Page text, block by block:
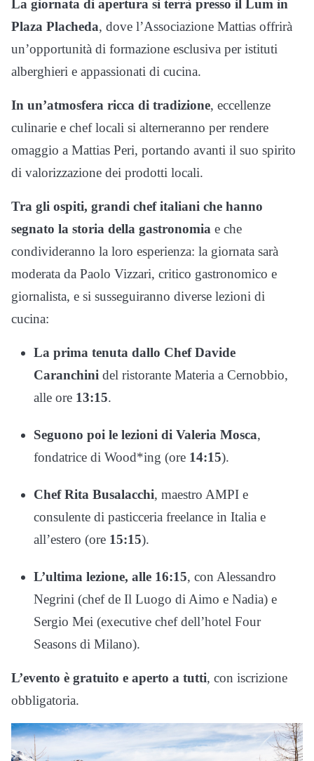
La giornata di apertura si terrà presso il Lum in
Plaza Placheda, dove l’Associazione Mattias offrirà
un’opportunità di formazione esclusiva per istituti
alberghieri e appassionati di cucina.
In un’atmosfera ricca di tradizione, eccellenze
culinarie e chef locali si alterneranno per rendere
omaggio a Mattias Peri, portando avanti il suo spirito
di valorizzazione dei prodotti locali.
Tra gli ospiti, grandi chef italiani che hanno
segnato la storia della gastronomia e che
condivideranno la loro esperienza: la giornata sarà
moderata da Paolo Vizzari, critico gastronomico e
giornalista, e si susseguiranno diverse lezioni di
cucina:
La prima tenuta dallo Chef Davide
Caranchini del ristorante Materia a Cernobbio,
alle ore 13:15.
Seguono poi le lezioni di Valeria Mosca,
fondatrice di Wood*ing (ore 14:15).
Chef Rita Busalacchi, maestro AMPI e
consulente di pasticceria freelance in Italia e
all’estero (ore 15:15).
L’ultima lezione, alle 16:15, con Alessandro
Negrini (chef de Il Luogo di Aimo e Nadia) e
Sergio Mei (executive chef dell’hotel Four
Seasons di Milano).
L’evento è gratuito e aperto a tutti, con iscrizione
obbligatoria.